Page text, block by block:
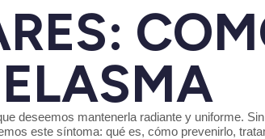
deseemos mantenerla radiante y uniforme.
este síntoma: qué es, cómo prevenirlo,